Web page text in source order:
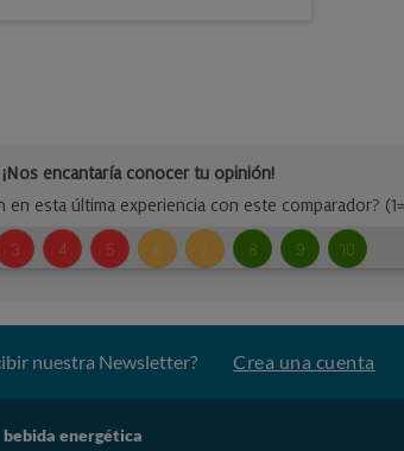
nuestra Newsletter? Crea una cuenta
bebida energética